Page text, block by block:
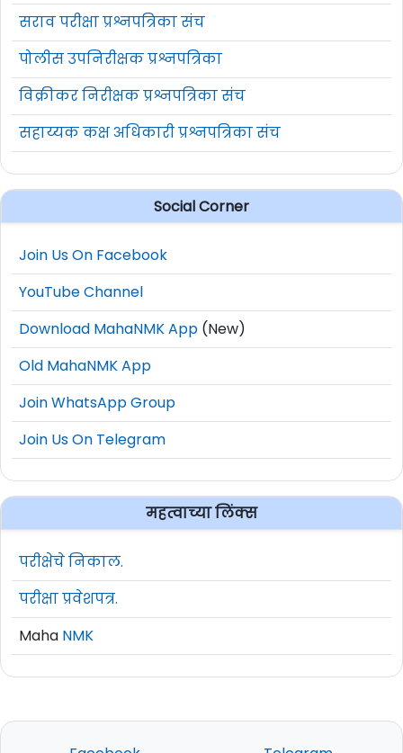
सराव परीक्षा प्रश्नपत्रिका संच
पोलीस उपनिरीक्षक प्रश्नपत्रिका
विक्रीकर निरीक्षक प्रश्नपत्रिका संच
सहाय्यक कक्ष अधिकारी प्रश्नपत्रिका संच
Social Corner
Join Us On Facebook
YouTube Channel
Download MahaNMK App (New)
Old MahaNMK App
Join WhatsApp Group
Join Us On Telegram
महत्वाच्या लिंक्स
परीक्षेचे निकाल.
परीक्षा प्रवेशपत्र.
Maha NMK